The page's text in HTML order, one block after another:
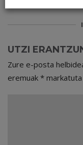
UTZI
Zure e-posta
eremuak *